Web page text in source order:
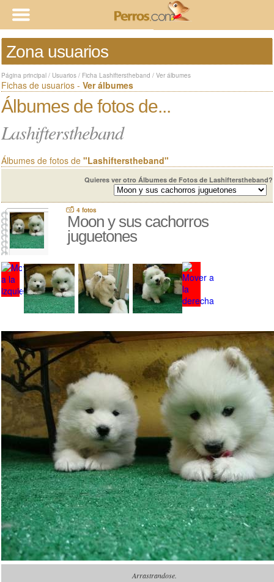
Zona usuarios
Página principal / Usuarios / Ficha Lashifterstheband / Ver álbumes
Fichas de usuarios - Ver álbumes
Álbumes de fotos de...
Lashifterstheband
Álbumes de fotos de "Lashifterstheband"
Quieres ver otro Álbumes de Fotos de Lashifterstheband?
4 fotos
Moon y sus cachorros
juguetones
Arrastrandose.